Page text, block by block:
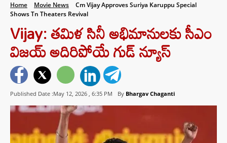
Home Movie News
Cm Vijay Approves Suriya Karuppu Special
Shows Tn Theaters Revival
Vijay: తమిళ సినీ అభిమానులకు సీఎం
విజయ్ అదిరిపోయే గుడ్ న్యూస్
Published Date :May 12, 2026 , 6:35 PM By Bhargav Chaganti